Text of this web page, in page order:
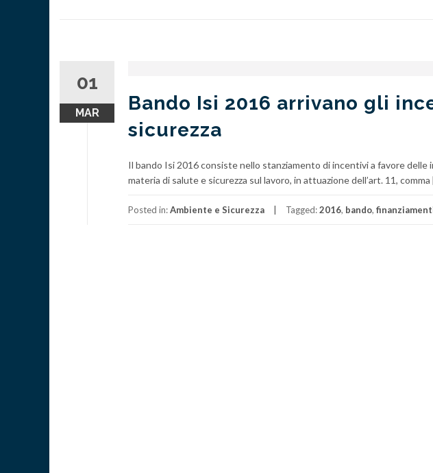
01
MAR
Bando Isi 2016 arrivano gli
sicurezza
Il bando Isi 2016 consiste nello stanziamento di incentivi a favore
materia di salute e sicurezza sul lavoro, in attuazione dell’art. 11, comma
Posted in:Ambiente e Sicurezza Tagged:2016, bando,